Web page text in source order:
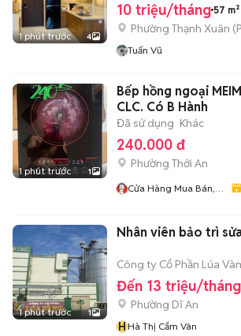
1 phút trước 4
10 triệu/tháng 57 m²
Phường Thạnh Xuân (
Tuấn Vũ
1 phút trước 1
Bếp hồng ngoại
CLC. Có B Hành
Đã sử dụng Khác
240.000 đ
Phường Thới An
Cửa Hàng Mua Bán,
1 phút trước 1
Nhân viên bảo trì
Công ty Cổ Phần Lúa
Đến 13 triệu/tháng
Phường Dĩ An
HHà Thị Cẩm Vân